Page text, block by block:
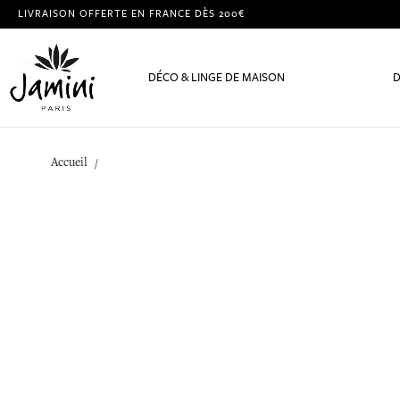
LIVRAISON OFFERTE EN FRANCE DÈS 200€
DÉCO & LINGE DE MAISON
Accueil